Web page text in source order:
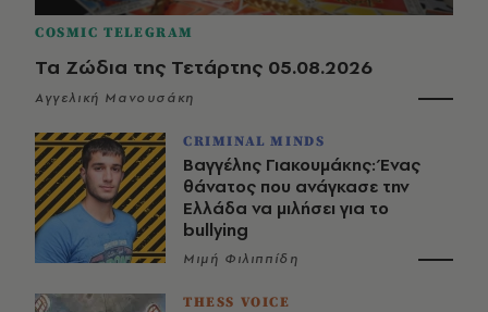
COSMIC TELEGRAM
Τα Ζώδια της Τετάρτης 05.08.2026
Αγγελική Μανουσάκη
CRIMINAL MINDS
Βαγγέλης Γιακουμάκης: Ένας
θάνατος που ανάγκασε την
Ελλάδα να μιλήσει για το
bullying
Μιμή Φιλιππίδη
THESS VOICE